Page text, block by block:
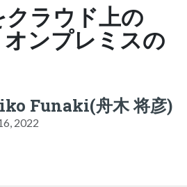
ラウド上の
ンプレミスの
Funaki(舟木 将彦)
2022